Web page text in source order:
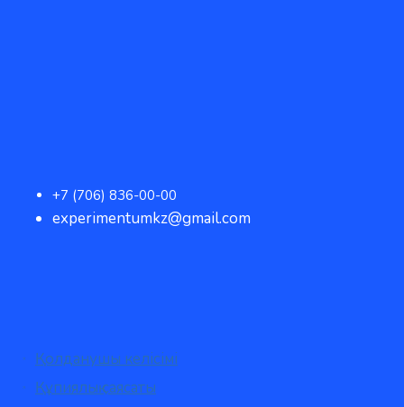
+7 (706) 836-00-00
experimentumkz@gmail.com
Қолданушы келісімі
Құпиялық саясаты